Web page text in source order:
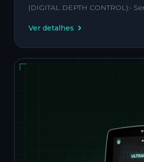
(DIGITAL DEPTH CONTROL):•
Ver detalhes